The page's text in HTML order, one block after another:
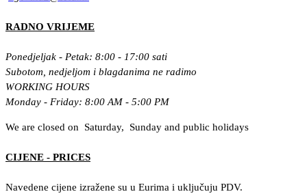
RADNO VRIJEME
Ponedjeljak - Petak: 8:00 - 17:00 sati
Subotom, nedjeljom i blagdanima ne radimo
WORKING HOURS
Monday - Friday: 8:00 AM - 5:00 PM
We are closed on Saturday, Sunday and public holidays
CIJENE - PRICES
Navedene cijene izražene su u Eurima i uključuju PDV.